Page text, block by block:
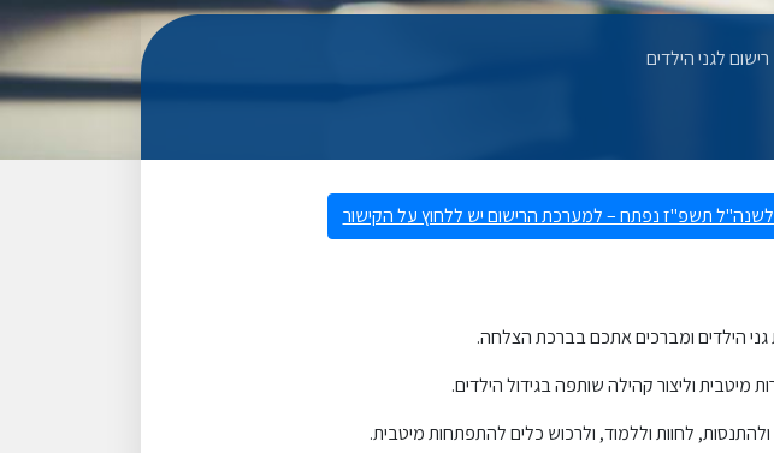
רישום לגני הילדים
לשנה"ל תשפ"ז נפתח – למערכת הרישום יש ללחוץ על הקישור
הילדים ומברכים אתכם בברכת הצלחה.
מיטבית וליצור קהילה שותפה בגידול הילדים.
לחוות וללמוד, ולרכוש כלים להתפתחות מיטבית.